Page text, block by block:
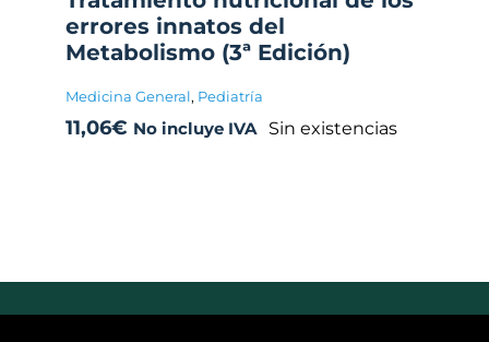
errores innatos del
Metabolismo (3ª Edición)
Medicina General, Pediatría
11,06€ No incluye IVA Sin existencias